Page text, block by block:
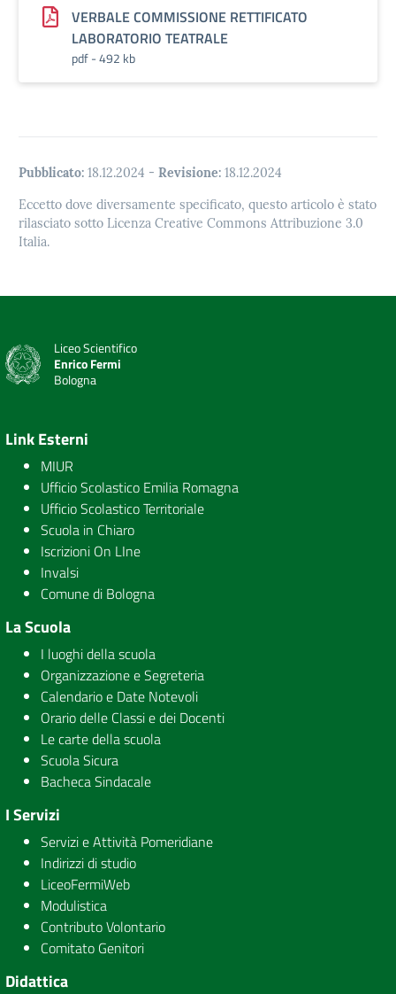
VERBALE COMMISSIONE RETTIFICATO
LABORATORIO TEATRALE
pdf - 492 kb
Pubblicato: 18.12.2024 - Revisione: 18.12.2024
Eccetto dove diversamente specificato, questo articolo è stato
rilasciato sotto Licenza Creative Commons Attribuzione 3.0
Italia.
Liceo Scientifico
Enrico Fermi
Bologna
Link Esterni
MIUR
Ufficio Scolastico Emilia Romagna
Ufficio Scolastico Territoriale
Scuola in Chiaro
Iscrizioni On LIne
Invalsi
Comune di Bologna
La Scuola
I luoghi della scuola
Organizzazione e Segreteria
Calendario e Date Notevoli
Orario delle Classi e dei Docenti
Le carte della scuola
Scuola Sicura
Bacheca Sindacale
I Servizi
Servizi e Attività Pomeridiane
Indirizzi di studio
LiceoFermiWeb
Modulistica
Contributo Volontario
Comitato Genitori
Didattica